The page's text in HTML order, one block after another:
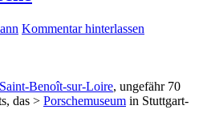
Kommentar hinterlassen
Benoît-sur-Loire, ungefähr 70
das > Porschemuseum in Stuttgart-